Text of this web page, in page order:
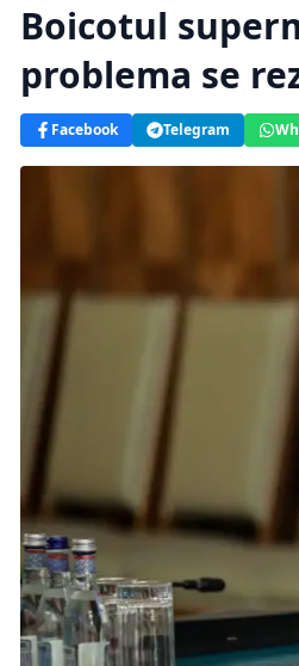
Boicotul
problema se
Facebook Telegram